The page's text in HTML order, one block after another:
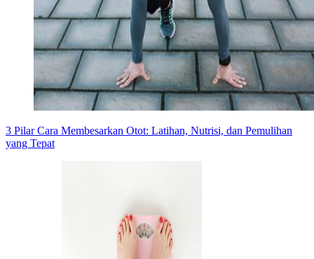
3 Pilar Cara Membesarkan Otot: Latihan, Nutrisi, dan Pemulihan
yang Tepat